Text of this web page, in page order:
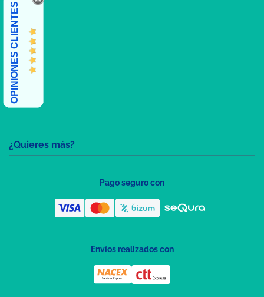
¿Quieres más?
OPINIONES CLIENTES
Pago seguro con
Envíos realizados con